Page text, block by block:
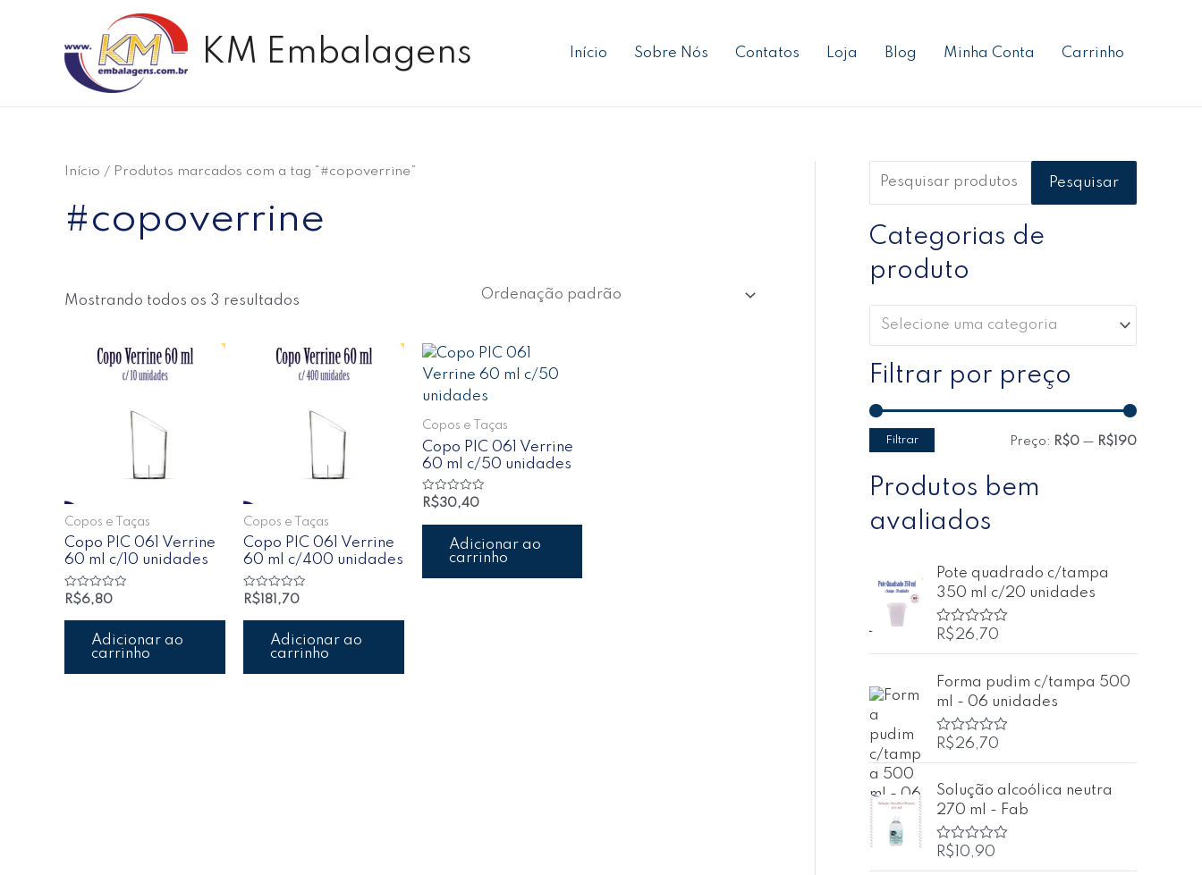
KM Embalagens Início Sobre Nós Contatos Loja Blog Minha Conta Carrinho
Início / Produtos marcados com a tag “#copoverrine”
#copoverrine
Mostrando todos os 3 resultados
Copos e Taças
Copo PIC 061 Verrine
60 ml c/10 unidades
Avaliação
de
R$6,80
Adicionar ao
carrinho
Copos e Taças
Copo PIC 061 Verrine
60 ml c/400 unidades
Avaliação
de
R$181,70
Adicionar ao
carrinho
Copos e Taças
Copo PIC 061 Verrine
60 ml c/50 unidades
Avaliação
de
R$30,40
Adicionar ao
carrinho
r
o
r
Pesquisar
Categorias de
produto
Selecione uma categoria
Filtrar por preço
nx
Filtrar Preço: R$0 — R$190
Produtos bem
avaliados
Pote quadrado c/tampa
350 ml c/20 unidades
A
l
i
a
ã
o
e
5
R$26,70
Forma pudim c/tampa 500
ml - 06 unidades
A
l
i
a
ç
ã
o
R$26,70
Solução alcoólica neutra
270 ml - Fab
A
R$ 10,90